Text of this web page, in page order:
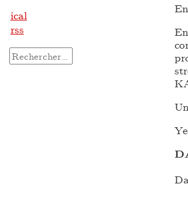
ical
rss
Rechercher :